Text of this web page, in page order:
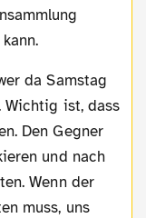
Wichtig ist, dass
Den Gegner
und nach
Wenn der
muss, uns